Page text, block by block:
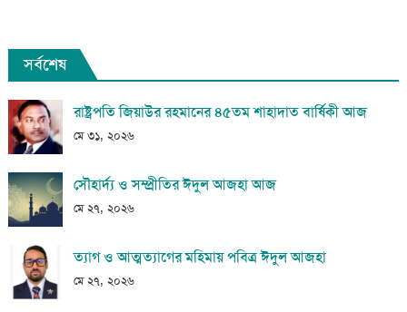
সর্বশেষ
রাষ্ট্রপতি জিয়াউর রহমানের ৪৫তম শাহাদাত বার্ষিকী আজ
মে ৩১, ২০২৬
সৌহার্দ্য ও সম্প্রীতির ঈদুল আজহা আজ
মে ২৭, ২০২৬
ত্যাগ ও আত্মত্যাগের মহিমায় পবিত্র ঈদুল আজহা
মে ২৭, ২০২৬